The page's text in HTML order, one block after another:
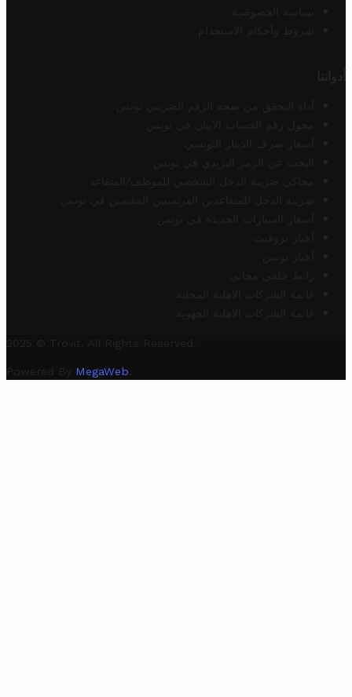
سياسة الخصوصية
شروط وأحكام الاستخدام
أدواتنا
أداة التحقق من صحة الرقم الضريبي تونس
محول رقم الحساب الآيبان في تونس
أسعار صرف الدينار التونسي
البحث عن الرمز البريدي في تونس
محاكي ضريبة الدخل الشخصي للموظف/المتقاعد
ضريبة الدخل للمتقاعدين الفرنسيين المقيمين في تونس
أسعار السيارات الجديدة في تونس
أخبار تروفيت
أخبار تونس
رابط خلفي مجاني
قائمة الشركات الأهلية المحلية
قائمة الشركات الأهلية الجهوية
2025 © Trovit. All Rights Reserved.
Powered By MegaWeb